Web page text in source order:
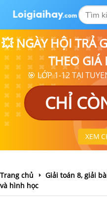
💥 NGÀY HỘI TRẢ
THEO GIÁ
🎯 LỚP 1-12 TẠI
CHỈ
XEM
Trang chủ
Giải toán 8, giải
và hình học